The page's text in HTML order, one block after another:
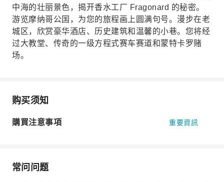
中海的壮丽景色，揭开香水工厂 Fragonard 的秘密。
游览摩纳哥公国，为您的旅程画上圆满句号。漫步在老
城区，欣赏豪华酒店、历史建筑和温馨的小巷。您将经
过大教堂、传奇的一级方程式赛车赛道和蒙特卡罗赌
场。
购买须知
購買注意事項 重要資訊
常问问题